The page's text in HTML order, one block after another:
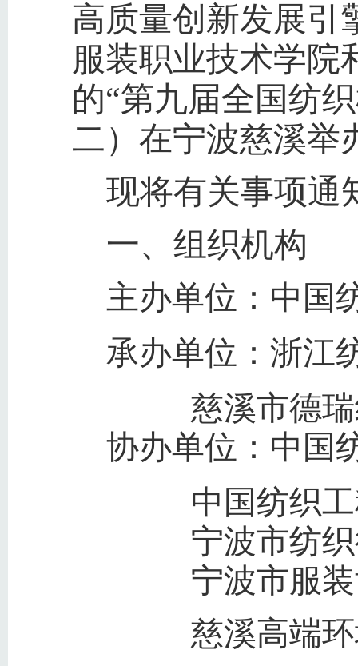
高质量创新发展引
服装职业技术学院
的“第九届全国纺
二）在宁波慈溪举
现将有关事项通
一、组织机构
主办单位：中国
承办单位：浙江
慈溪市德
协办单位：中国
中国纺织
宁波市纺
宁波市服
慈溪高端